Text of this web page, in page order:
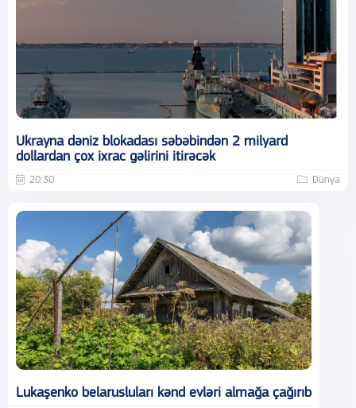
Ukrayna dəniz blokadası səbəbindən 2 milyard
dollardan çox ixrac gəlirini itirəcək
20:30 Dünya
Lukaşenko belarusluları kənd evləri almağa çağırıb